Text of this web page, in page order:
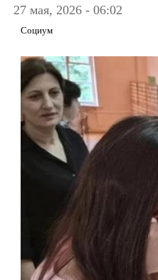
27 мая, 2026 - 06:02
Социум